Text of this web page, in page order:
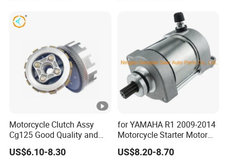
Motorcycle Clutch Assy
Cg125 Good Quality and
Stable Status
US$6.10-8.30
for YAMAHA R1 2009-2014
Motorcycle Starter Motor
Boot Starter 14b-81890-00-
00
US$8.20-8.70